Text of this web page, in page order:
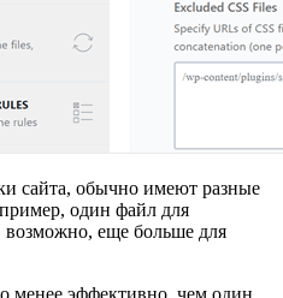
сайта, обычно имеют разные
один файл для
возможно, еще больше для
менее эффективно, чем один